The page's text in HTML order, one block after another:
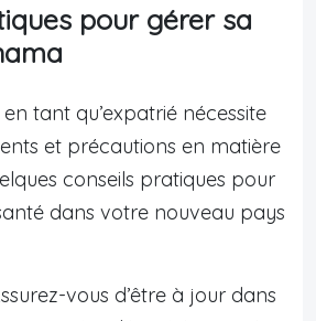
pour gérer sa
en tant qu’expatrié nécessite
et précautions en matière
conseils pratiques pour
dans votre nouveau pays
vous d’être à jour dans